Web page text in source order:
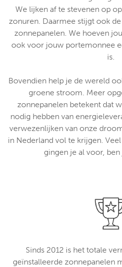
We lijken af te stevenen op
zonuren. Daarmee stijgt ook
zonnepanelen. We hoeven
ook voor jouw portemonnee
is.
Bovendien help je de wereld
groene stroom. Meer
zonnepanelen betekent dat
nodig hebben van
verwezenlijken van onze
in Nederland vol te krijgen.
gingen je al voor,
Sinds 2012 is het totale
geïnstalleerde zonnepanelen